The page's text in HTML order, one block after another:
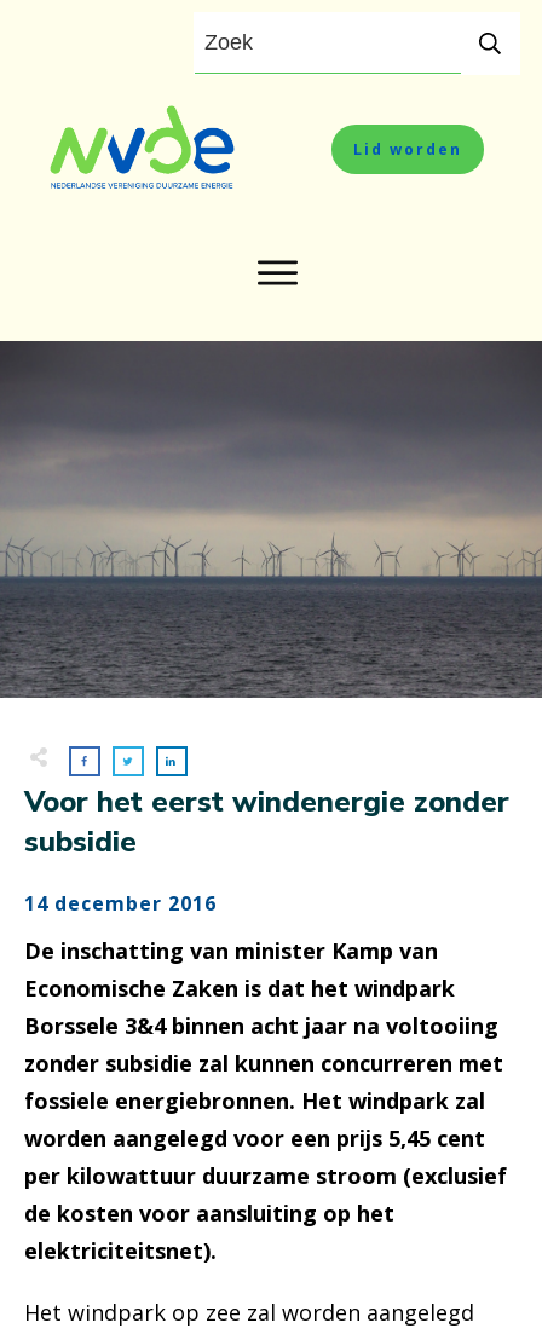
Lid worden
Voor het eerst windenergie zonder
subsidie
14 december 2016
De inschatting van minister Kamp van
Economische Zaken is dat het windpark
Borssele 3&4 binnen acht jaar na voltooiing
zonder subsidie zal kunnen concurreren met
fossiele energiebronnen. Het windpark zal
worden aangelegd voor een prijs 5,45 cent
per kilowattuur duurzame stroom (exclusief
de kosten voor aansluiting op het
elektriciteitsnet).
Het windpark op zee zal worden aangelegd